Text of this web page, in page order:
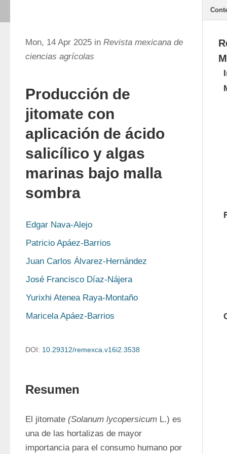
Mon, 14 Apr 2025 in Revista mexicana de
ciencias agrícolas
Producción de
jitomate con
aplicación de ácido
salicílico y algas
marinas bajo malla
sombra
Edgar Nava-Alejo
Patricio Apáez-Barrios
Juan Carlos Álvarez-Hernández
José Francisco Díaz-Nájera
Yurixhi Atenea Raya-Montaño
Maricela Apáez-Barrios
DOI: 10.29312/remexca.v16i2.3538
Resumen
El jitomate (Solanum lycopersicum L.) es
una de las hortalizas de mayor
importancia para el consumo humano por